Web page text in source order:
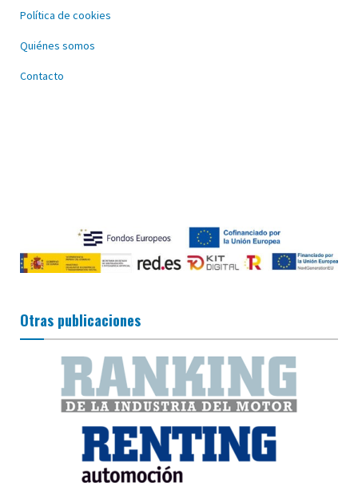
Política de cookies
Quiénes somos
Contacto
Otras publicaciones